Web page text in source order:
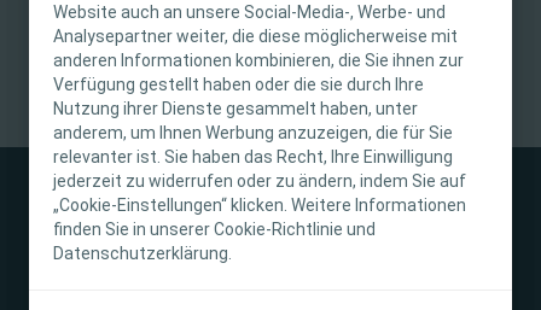
Website auch an unsere Social-Media-, Werbe- und
Analysepartner weiter, die diese möglicherweise mit
anderen Informationen kombinieren, die Sie ihnen zur
Verfügung gestellt haben oder die sie durch Ihre
Nutzung ihrer Dienste gesammelt haben, unter
anderem, um Ihnen Werbung anzuzeigen, die für Sie
relevanter ist. Sie haben das Recht, Ihre Einwilligung
jederzeit zu widerrufen oder zu ändern, indem Sie auf
„Cookie-Einstellungen“ klicken. Weitere Informationen
finden Sie in unserer Cookie-Richtlinie und
Datenschutzerklärung.
Diese Website richtet sich nur an medizinische
Fachpersonen. Der Inhalt der Website ist für
fachliche Informations- und Fortbildungszwecke
bestimmt. Coloplast bietet keinen individuellen
medizinischen Rat. Die Verantwortung für die
individuelle Patientenversorgung liegt bei den
medizinischen Fachpersonen. Detaillierte
Produktinformationen zu den vorgestellten
Produkten, einschliesslich Anwendungshinweise,